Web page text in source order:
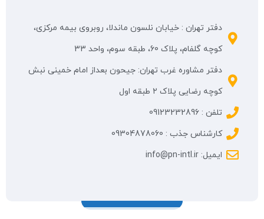
دفتر تهران : خیابان نلسون ماندلا، روبروی بیمه مرکزی،
کوچه گلفام، پلاک 60، طبقه سوم، واحد 33
دفتر مشاوره غرب تهران: جیحون بعداز امام خمینی نبش
کوچه رضایی پلاک ۲ طبقه اول
تلفن : 09123232896
کارشناس جذب : 09304878060
ایمیل: info@pn-intl.ir